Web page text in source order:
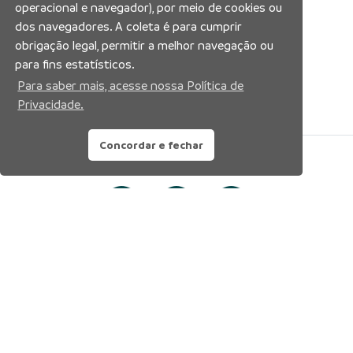
Siga nossas redes sociais:
operacional e navegador), por meio de cookies ou
dos navegadores. A coleta é para cumprir
obrigação legal, permitir a melhor navegação ou
para fins estatísticos.
Para saber mais, acesse nossa Política de
Privacidade.
Concordar e fechar